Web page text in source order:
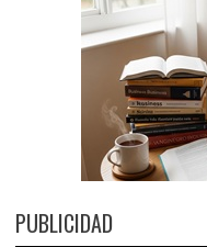
PUBLICIDAD